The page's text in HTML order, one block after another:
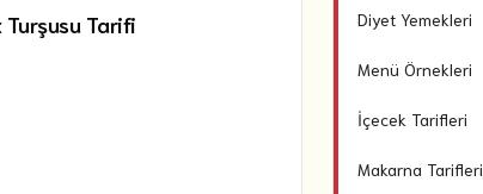
Tarifi Diyet Yemekleri
Menü Örnekleri
İçecek Tarifleri
Makarna Tarifleri